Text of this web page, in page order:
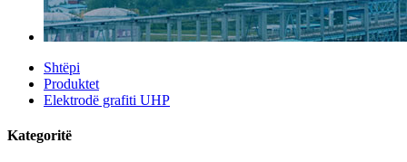
Shtëpi
Produktet
Elektrodë grafiti UHP
Kategoritë